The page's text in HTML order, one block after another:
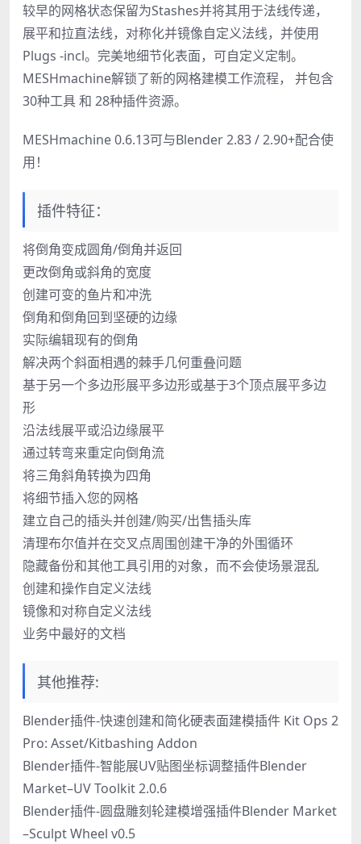
较早的网格状态保留为Stashes并将其用于法线传递，
展平和拉直法线，对称化并镜像自定义法线，并使用
Plugs -incl。完美地细节化表面，可自定义定制。
MESHmachine解锁了新的网格建模工作流程， 并包含
30种工具 和 28种插件资源。
MESHmachine 0.6.13可与Blender 2.83 / 2.90+配合使
用！
插件特征：
将倒角变成圆角/倒角并返回
更改倒角或斜角的宽度
创建可变的鱼片和冲洗
倒角和倒角回到坚硬的边缘
实际编辑现有的倒角
解决两个斜面相遇的棘手几何重叠问题
基于另一个多边形展平多边形或基于3个顶点展平多边
形
沿法线展平或沿边缘展平
通过转弯来重定向倒角流
将三角斜角转换为四角
将细节插入您的网格
建立自己的插头并创建/购买/出售插头库
清理布尔值并在交叉点周​​围创建干净的外围循环
隐藏备份和其他工具引用的对象，而不会使场景混乱
创建和操作自定义法线
镜像和对称自定义法线
业务中最好的文档
其他推荐:
Blender插件-快速创建和简化硬表面建模插件 Kit Ops 2
Pro: Asset/Kitbashing Addon
Blender插件-智能展UV贴图坐标调整插件Blender
Market–UV Toolkit 2.0.6
Blender插件-圆盘雕刻轮建模增强插件Blender Market
–Sculpt Wheel v0.5